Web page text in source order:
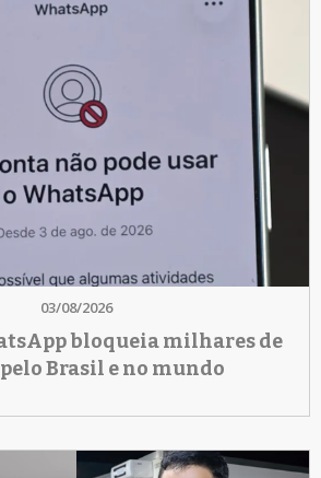
03/08/2026
bloqueia milhares de
Brasil e no mundo